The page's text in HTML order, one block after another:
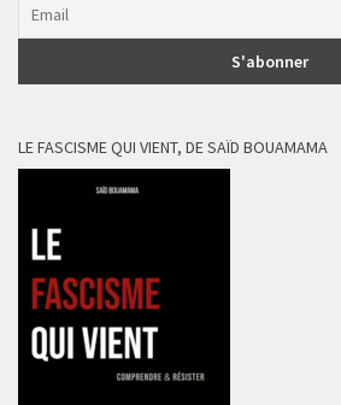
LE FASCISME QUI VIENT, DE SAÏD BOUAMAMA